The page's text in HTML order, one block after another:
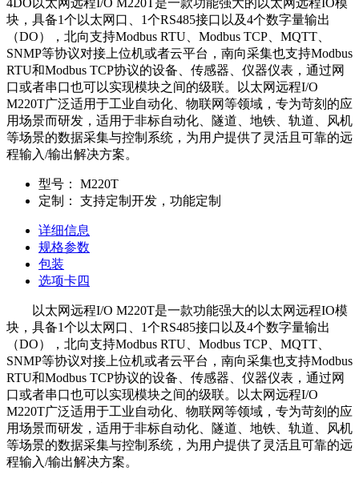
块，具备1个以太网口、1个RS485接口以及4个数字量输出
（DO），北向支持Modbus RTU、Modbus TCP、MQTT、
SNMP等协议对接上位机或者云平台，南向采集也支持Modbus
RTU和Modbus TCP协议的设备、传感器、仪器仪表，通过网
口或者串口也可以实现模块之间的级联。以太网远程I/O
M220T广泛适用于工业自动化、物联网等领域，专为苛刻的应
用场景而研发，适用于非标自动化、隧道、地铁、轨道、风机
等场景的数据采集与控制系统，为用户提供了灵活且可靠的远
程输入/输出解决方案。
型号：
M220T
定制：
支持定制开发，功能定制
详细信息
规格参数
包装
选项卡四
以太网远程I/O M220T是一款功能强大的以太网远程IO模
块，具备1个以太网口、1个RS485接口以及4个数字量输出
（DO），北向支持Modbus RTU、Modbus TCP、MQTT、
SNMP等协议对接上位机或者云平台，南向采集也支持Modbus
RTU和Modbus TCP协议的设备、传感器、仪器仪表，通过网
口或者串口也可以实现模块之间的级联。以太网远程I/O
M220T广泛适用于工业自动化、物联网等领域，专为苛刻的应
用场景而研发，适用于非标自动化、隧道、地铁、轨道、风机
等场景的数据采集与控制系统，为用户提供了灵活且可靠的远
程输入/输出解决方案。